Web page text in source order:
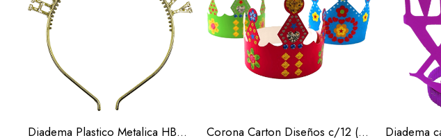
Diadema Plastico Metalica HBD 3 Colores (Docena)
Oro Rosa
Corona Carton Diseños c/12 (Docena)